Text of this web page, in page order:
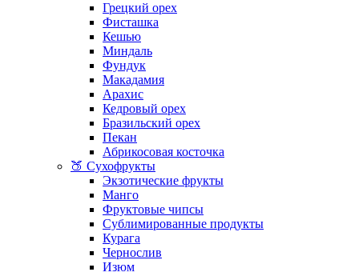
Грецкий орех
Фисташка
Кешью
Миндаль
Фундук
Макадамия
Арахис
Кедровый орех
Бразильский орех
Пекан
Абрикосовая косточка
🍑 Сухофрукты
Экзотические фрукты
Манго
Фруктовые чипсы
Сублимированные продукты
Курага
Чернослив
Изюм